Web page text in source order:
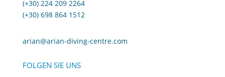
(+30) 224 209 2264
(+30) 698 864 1512
arian@arian-diving-centre.com
FOLGEN SIE UNS